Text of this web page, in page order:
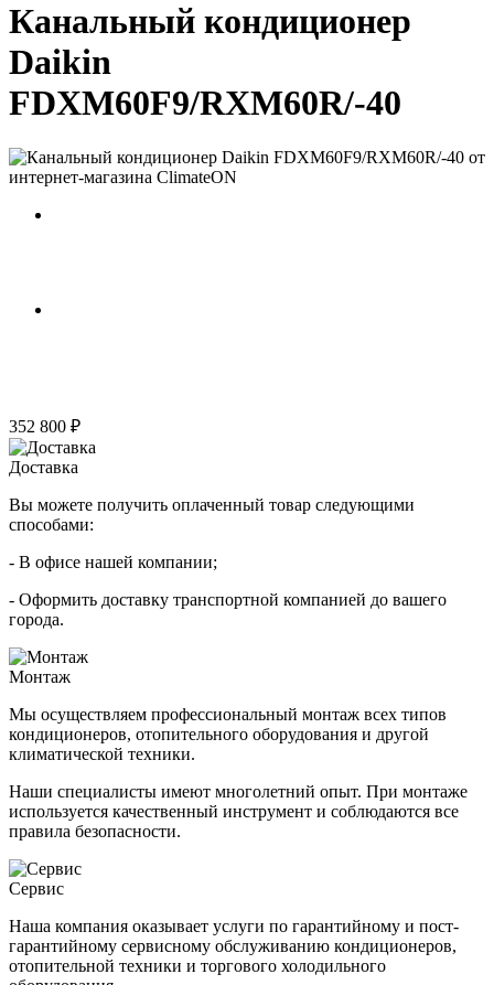
Канальный кондиционер
Daikin
FDXM60F9/RXM60R/-40
352 800 ₽
Доставка
Вы можете получить оплаченный товар следующими
способами:
- В офисе нашей компании;
- Оформить доставку транспортной компанией до вашего
города.
Монтаж
Мы осуществляем профессиональный монтаж всех типов
кондиционеров, отопительного оборудования и другой
климатической техники.
Наши специалисты имеют многолетний опыт. При монтаже
используется качественный инструмент и соблюдаются все
правила безопасности.
Сервис
Наша компания оказывает услуги по гарантийному и пост-
гарантийному сервисному обслуживанию кондиционеров,
отопительной техники и торгового холодильного